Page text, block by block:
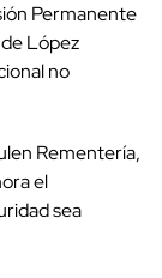
Permanente
López
no
Rementería,
el
sea